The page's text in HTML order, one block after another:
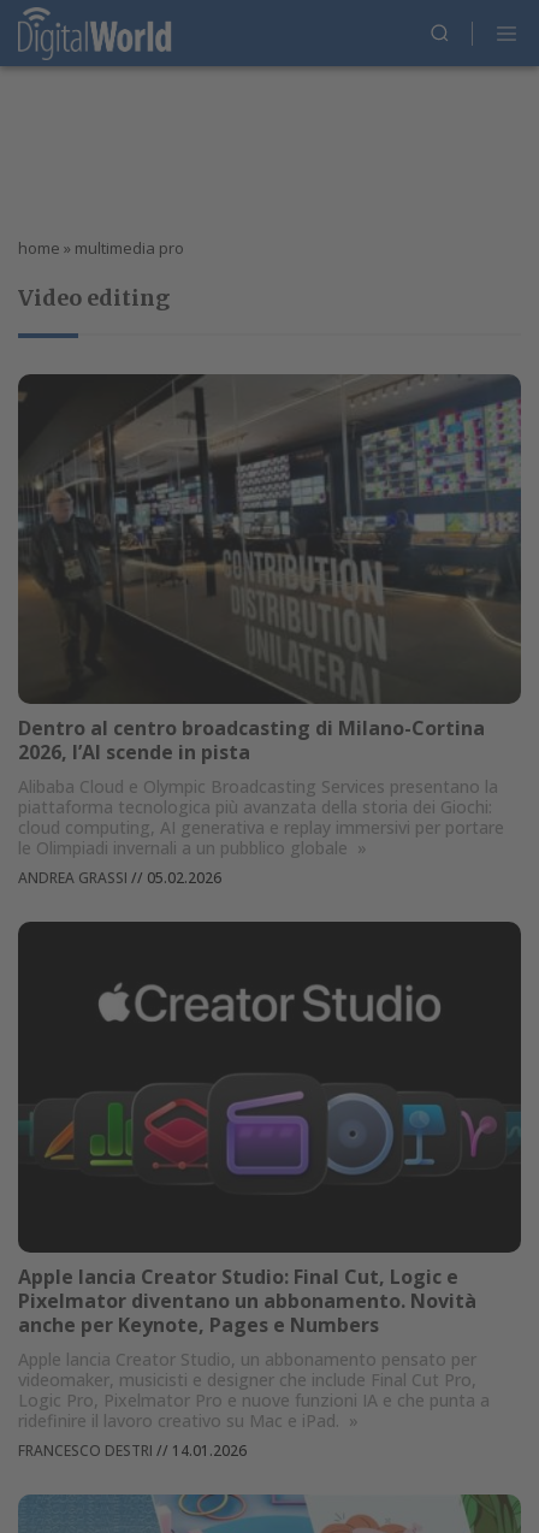
home » multimedia pro
Video editing
Dentro al centro broadcasting di Milano-Cortina
2026, l’AI scende in pista
Alibaba Cloud e Olympic Broadcasting Services presentano la
piattaforma tecnologica più avanzata della storia dei Giochi:
cloud computing, AI generativa e replay immersivi per portare
le Olimpiadi invernali a un pubblico globale »
ANDREA GRASSI // 05.02.2026
Apple lancia Creator Studio: Final Cut, Logic e
Pixelmator diventano un abbonamento. Novità
anche per Keynote, Pages e Numbers
Apple lancia Creator Studio, un abbonamento pensato per
videomaker, musicisti e designer che include Final Cut Pro,
Logic Pro, Pixelmator Pro e nuove funzioni IA e che punta a
ridefinire il lavoro creativo su Mac e iPad. »
FRANCESCO DESTRI // 14.01.2026